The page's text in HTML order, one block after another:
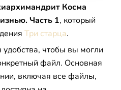
Косма
Часть 1, который
Три старца.
удобства, чтобы вы могли
файл. Основная
включая все файлы,